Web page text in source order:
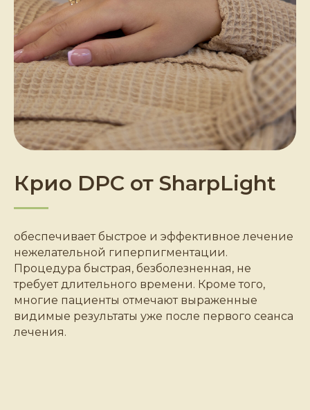
Крио DPC от SharpLight
обеспечивает быстрое и эффективное лечение
нежелательной гиперпигментации.
Процедура быстрая, безболезненная, не
требует длительного времени. Кроме того,
многие пациенты отмечают выраженные
видимые результаты уже после первого сеанса
лечения.